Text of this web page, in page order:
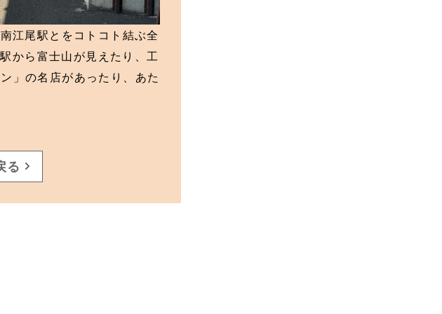
江尾駅とをコトコト結ぶ全
から富士山が見えたり、工
」の名店があったり、あた
る